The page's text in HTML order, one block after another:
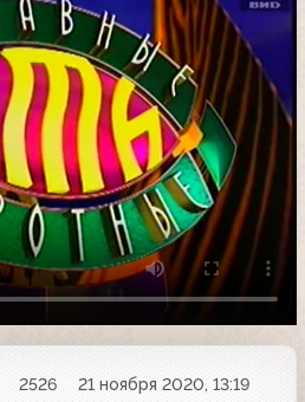
2526
21 ноября 2020, 13:19